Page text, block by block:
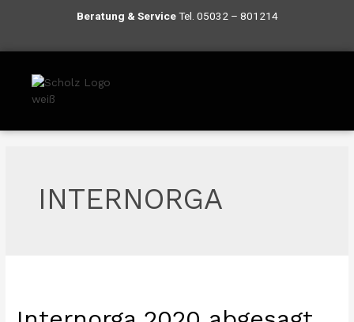
Beratung & ServiceTel. 05032 – 801214
INTERNORGA